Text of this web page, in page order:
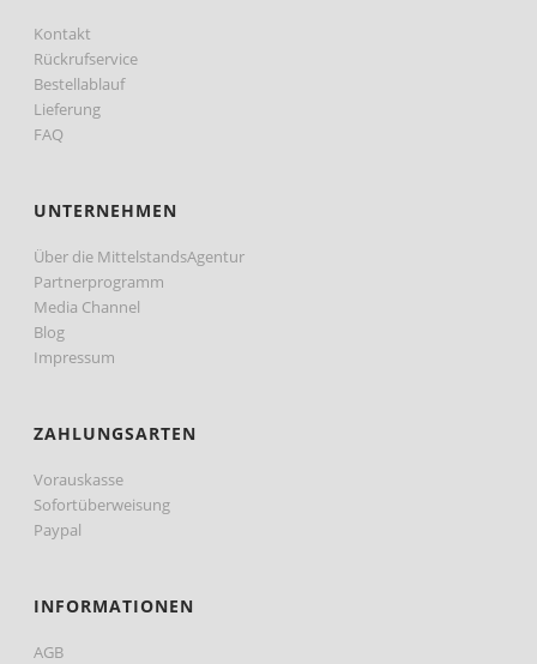
Kontakt
Rückrufservice
Bestellablauf
Lieferung
FAQ
UNTERNEHMEN
Über die MittelstandsAgentur
Partnerprogramm
Media Channel
Blog
Impressum
ZAHLUNGSARTEN
Vorauskasse
Sofortüberweisung
Paypal
INFORMATIONEN
AGB